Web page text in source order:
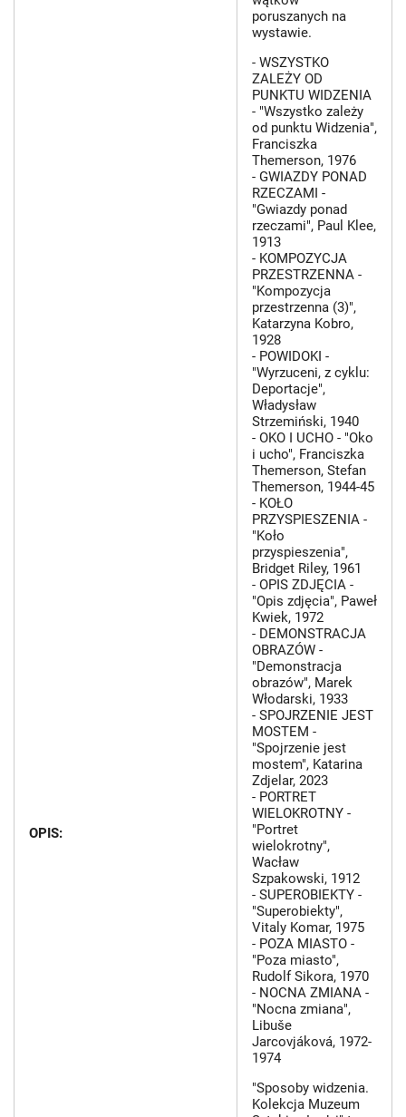
OPIS:
poruszanych na
wystawie.
- WSZYSTKO
ZALEŻY OD
PUNKTU WIDZENIA
- "Wszystko zależy
od punktu Widzenia",
Franciszka
Themerson, 1976
- GWIAZDY PONAD
RZECZAMI -
"Gwiazdy ponad
rzeczami", Paul Klee,
1913
- KOMPOZYCJA
PRZESTRZENNA -
"Kompozycja
przestrzenna (3)",
Katarzyna Kobro,
1928
- POWIDOKI -
"Wyrzuceni, z cyklu:
Deportacje",
Władysław
Strzemiński, 1940
- OKO I UCHO - "Oko
i ucho", Franciszka
Themerson, Stefan
Themerson, 1944-45
- KOŁO
PRZYSPIESZENIA -
"Koło
przyspieszenia",
Bridget Riley, 1961
- OPIS ZDJĘCIA -
"Opis zdjęcia", Paweł
Kwiek, 1972
- DEMONSTRACJA
OBRAZÓW -
"Demonstracja
obrazów", Marek
Włodarski, 1933
- SPOJRZENIE JEST
MOSTEM -
"Spojrzenie jest
mostem", Katarina
Zdjelar, 2023
- PORTRET
WIELOKROTNY -
"Portret
wielokrotny",
Wacław
Szpakowski, 1912
- SUPEROBIEKTY -
"Superobiekty",
Vitaly Komar, 1975
- POZA MIASTO -
"Poza miasto",
Rudolf Sikora, 1970
- NOCNA ZMIANA -
"Nocna zmiana",
Libuše
Jarcovjáková, 1972-
1974
"Sposoby widzenia.
Kolekcja Muzeum